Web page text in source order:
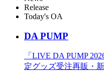
Release
Today's OA
DA PUMP
「LIVE DA PUMP
定グッズ受注再販・